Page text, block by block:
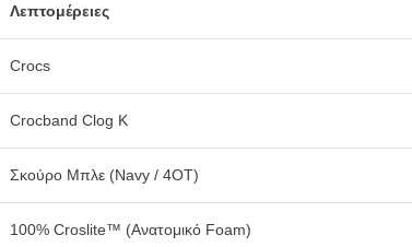
Λεπτομέρειες
Crocs
Crocband Clog K
Σκούρο Μπλε (Navy / 4OT)
100% Croslite™ (Ανατομικό Foam)